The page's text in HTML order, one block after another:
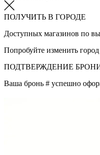
ПОЛУЧИТЬ В ГОРОДЕ
Доступных магазинов по
Попробуйте изменить
ПОДТВЕРЖДЕНИЕ
Ваша бронь # успешно